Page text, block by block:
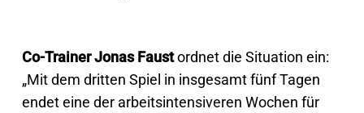
Co-Trainer Jonas Faustordnet die Situation ein:
„Mit dem dritten Spiel in insgesamt fünf Tagen
endet eine der arbeitsintensiveren Wochen für